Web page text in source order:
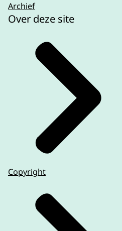
Archief
Over deze site
Copyright